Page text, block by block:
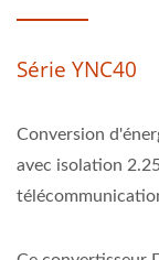
Série YNC40
Conversion
avec isolation